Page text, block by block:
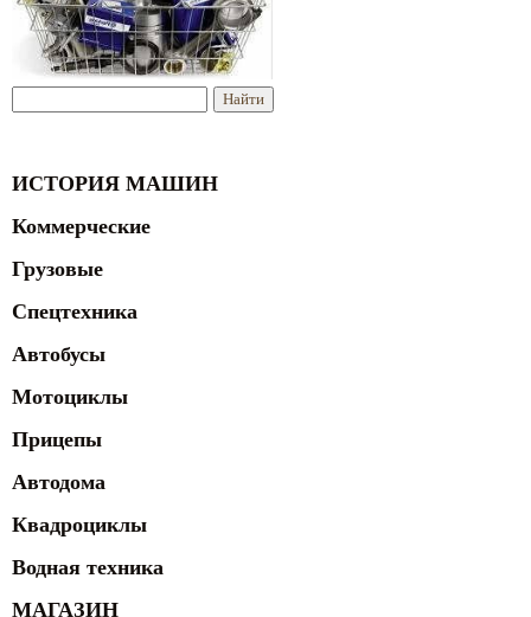
ИСТОРИЯ МАШИН
Коммерческие
Грузовые
Спецтехника
Автобусы
Мотоциклы
Прицепы
Автодома
Квадроциклы
Водная техника
МАГАЗИН